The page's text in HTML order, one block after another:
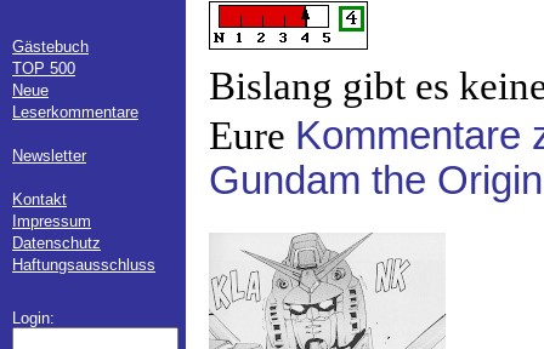
Gästebuch
TOP 500
Neue
Leserkommentare
Newsletter
Kontakt
Impressum
Datenschutz
Haftungsausschluss
Login:
Bislang gibt es
Eure Kommentare
Gundam the